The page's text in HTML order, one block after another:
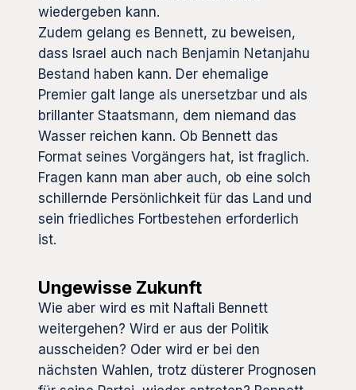
wiedergeben kann.
Zudem gelang es Bennett, zu beweisen,
dass Israel auch nach Benjamin Netanjahu
Bestand haben kann. Der ehemalige
Premier galt lange als unersetzbar und als
brillanter Staatsmann, dem niemand das
Wasser reichen kann. Ob Bennett das
Format seines Vorgängers hat, ist fraglich.
Fragen kann man aber auch, ob eine solch
schillernde Persönlichkeit für das Land und
sein friedliches Fortbestehen erforderlich
ist.
Ungewisse Zukunft
Wie aber wird es mit Naftali Bennett
weitergehen? Wird er aus der Politik
ausscheiden? Oder wird er bei den
nächsten Wahlen, trotz düsterer Prognosen